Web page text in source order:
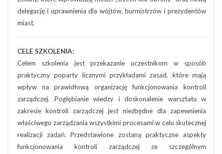
delegację i uprawnienia dla wójtów, burmistrzów i prezydentów
miast.
CELE SZKOLENIA:
Celem szkolenia jest przekazanie uczestnikom w sposób
praktyczny poparty licznymi przykładami zasad, które mają
wpływ na prawidłową organizację funkcjonowania kontroli
zarządczej. Pogłębianie wiedzy i doskonalenie warsztatu w
zakresie kontroli zarządczej jest niezbędne dla zapewnienia
właściwego zarządzania wszystkimi procesami w celu skutecznej
realizacji zadań. Przedstawione zostaną praktyczne aspekty
funkcjonowania kontroli zarządczej ze szczególnym